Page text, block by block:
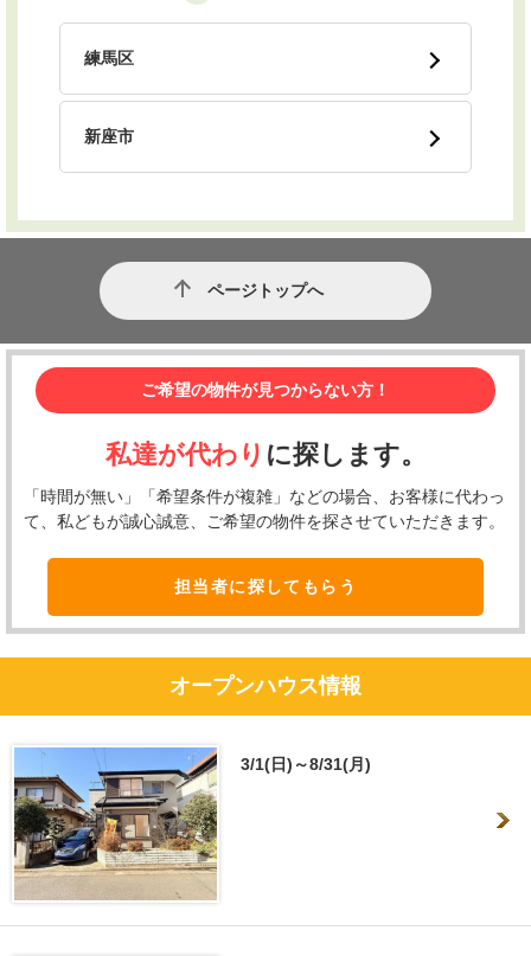
練馬区
新座市
ページトップへ
ご希望の物件が見つからない方！
私達が代わり に探します。
「時間が無い」「希望条件が複雑」などの場合、お客様に代わっ
て、私どもが誠心誠意、ご希望の物件を探させていただきます。
担当者に探してもらう
オープンハウス情報
3/1(日)～8/31(月)